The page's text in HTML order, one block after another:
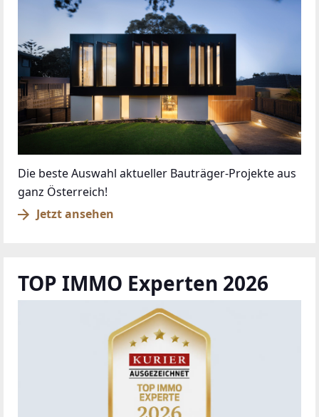
Die beste Auswahl aktueller Bauträger-Projekte aus
ganz Österreich!
Jetzt ansehen
TOP IMMO Experten 2026